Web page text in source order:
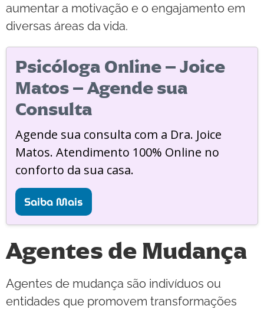
aumentar a motivação e o engajamento em
diversas áreas da vida.
Psicóloga Online – Joice
Matos – Agende sua
Consulta
Agende sua consulta com a Dra. Joice
Matos. Atendimento 100% Online no
conforto da sua casa.
Saiba Mais
Agentes de Mudança
Agentes de mudança são indivíduos ou
entidades que promovem transformações